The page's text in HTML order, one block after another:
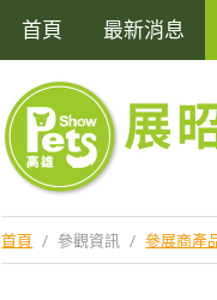
首頁 最新消息
首頁 / 參觀資訊 / 參展商產